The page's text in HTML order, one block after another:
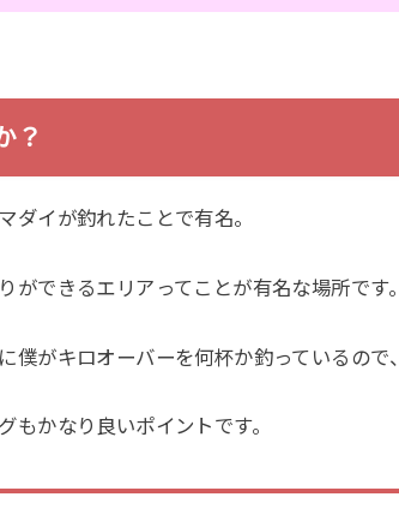
？
ダイが釣れたことで有名。
ができるエリアってことが有名な場所です。
僕がキロオーバーを何杯か釣っているので、
もかなり良いポイントです。